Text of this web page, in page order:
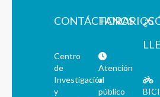
CONTÁCTANOS
Centro
de
Investigación
y
HORARIOS
Atención
al
público